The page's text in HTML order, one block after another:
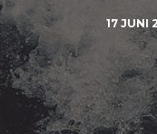
17 JUNI